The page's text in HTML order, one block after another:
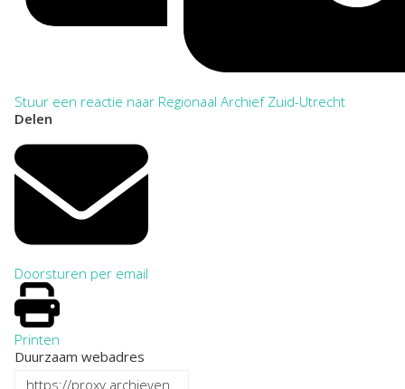
Stuur een reactie naar Regionaal Archief Zuid-Utrecht
Delen
Doorsturen per email
Printen
Duurzaam webadres